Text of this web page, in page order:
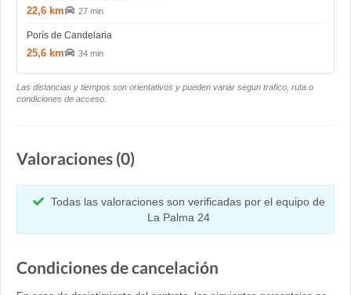
22,6 km 27 min
Porís de Candelaria
25,6 km 34 min
Las distancias y tiempos son orientativos y pueden variar segun trafico, ruta o
condiciones de acceso.
Valoraciones (0)
Todas las valoraciones son verificadas por el equipo de
La Palma 24
Condiciones de cancelación